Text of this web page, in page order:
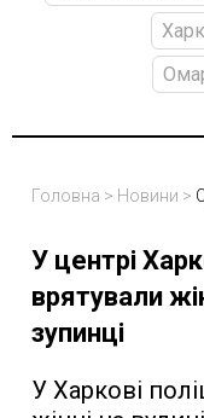
Головна > Новини >
У центрі
врятували
зупинці
У Харкові